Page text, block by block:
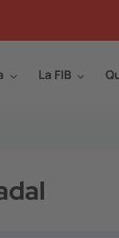
La FIB